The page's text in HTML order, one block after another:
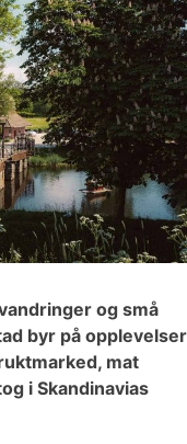
og små
byr på opplevelser
mat
i Skandinavias